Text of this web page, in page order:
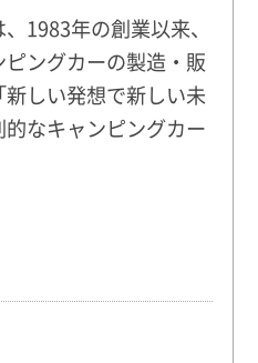
1983年の創業以来、
ングカーの製造・販
しい発想で新しい未
なキャンピングカー